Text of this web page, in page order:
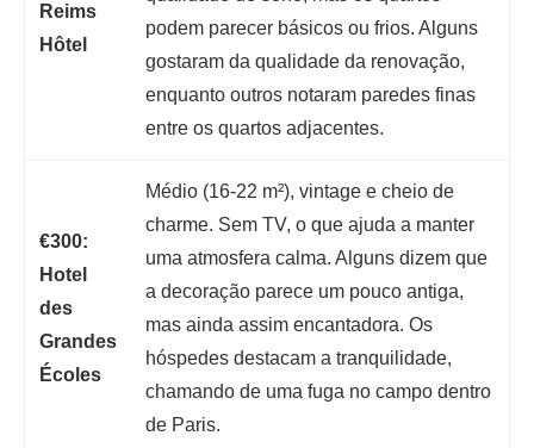
Reims
Hôtel
podem parecer básicos ou frios. Alguns
gostaram da qualidade da renovação,
enquanto outros notaram paredes finas
entre os quartos adjacentes.
€300:
Hotel
des
Grandes
Écoles
Médio (16-22 m²), vintage e cheio de
charme. Sem TV, o que ajuda a manter
uma atmosfera calma. Alguns dizem que
a decoração parece um pouco antiga,
mas ainda assim encantadora. Os
hóspedes destacam a tranquilidade,
chamando de uma fuga no campo dentro
de Paris.